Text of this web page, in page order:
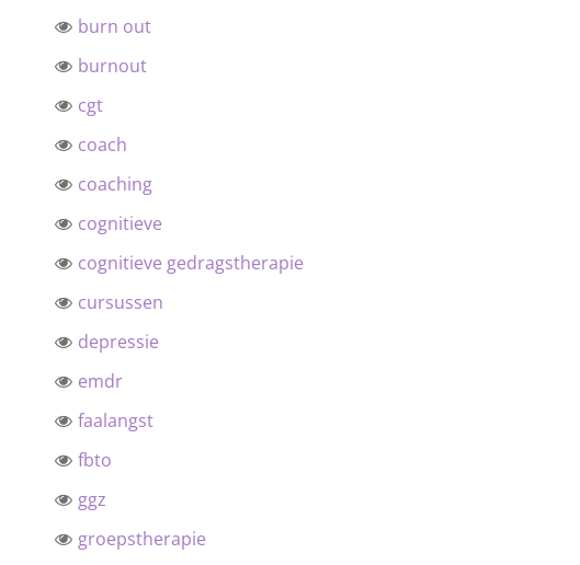
burn out
burnout
cgt
coach
coaching
cognitieve
cognitieve gedragstherapie
cursussen
depressie
emdr
faalangst
fbto
ggz
groepstherapie